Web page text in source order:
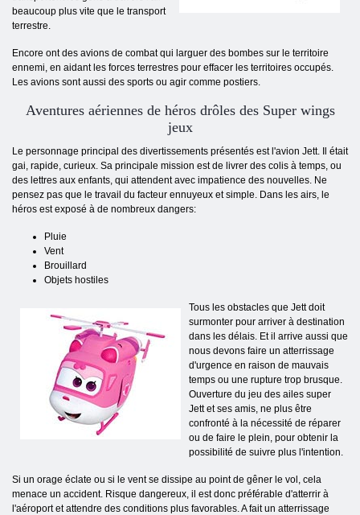
beaucoup plus vite que le transport
terrestre.
Encore ont des avions de combat qui larguer des bombes sur le territoire
ennemi, en aidant les forces terrestres pour effacer les territoires occupés.
Les avions sont aussi des sports ou agir comme postiers.
Aventures aériennes de héros drôles des Super wings
jeux
Le personnage principal des divertissements présentés est l'avion Jett. Il était
gai, rapide, curieux. Sa principale mission est de livrer des colis à temps, ou
des lettres aux enfants, qui attendent avec impatience des nouvelles. Ne
pensez pas que le travail du facteur ennuyeux et simple. Dans les airs, le
héros est exposé à de nombreux dangers:
Pluie
Vent
Brouillard
Objets hostiles
Tous les obstacles que Jett doit
surmonter pour arriver à destination
dans les délais. Et il arrive aussi que
nous devons faire un atterrissage
d'urgence en raison de mauvais
temps ou une rupture trop brusque.
Ouverture du jeu des ailes super
Jett et ses amis, ne plus être
confronté à la nécessité de réparer
ou de faire le plein, pour obtenir la
possibilité de suivre plus l'intention.
Si un orage éclate ou si le vent se dissipe au point de gêner le vol, cela
menace un accident. Risque dangereux, il est donc préférable d'atterrir à
l'aéroport et attendre des conditions plus favorables. A fait un atterrissage